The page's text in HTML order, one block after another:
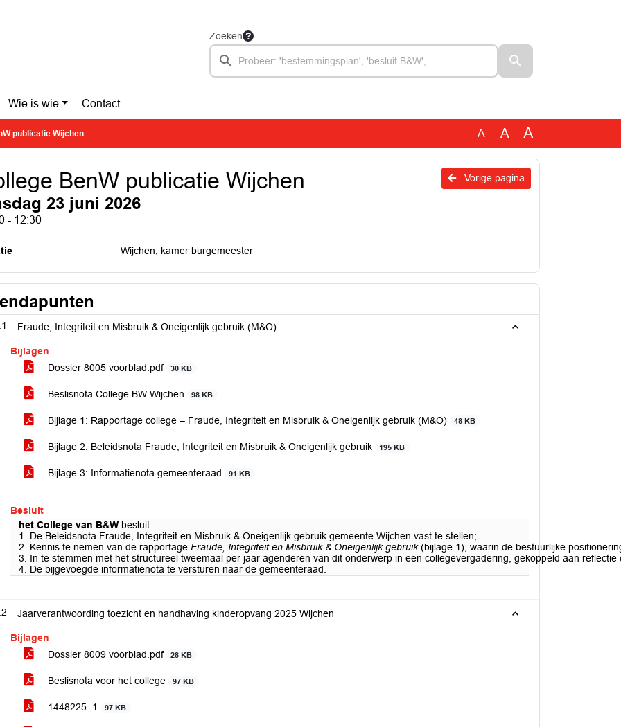
Zoeken
Wie is wie Contact
publicatie Wijchen A A A
Vorige pagina
BenW publicatie Wijchen
23 juni 2026
- 12:30
Wijchen, kamer burgemeester
Fraude, Integriteit en Misbruik & Oneigenlijk gebruik (M&O)
Bijlagen
Dossier 8005 voorblad.pdf
30 KB
Beslisnota College BW Wijchen 98 KB
Bijlage 1: Rapportage college – Fraude, Integriteit en Misbruik & Oneigenlijk gebruik (M&O) 48 KB
Bijlage 2: Beleidsnota Fraude, Integriteit en Misbruik & Oneigenlijk gebruik 195 KB
Bijlage 3: Informatienota gemeenteraad 91 KB
Besluit
het College van B&W besluit:
1. De Beleidsnota Fraude, Integriteit en Misbruik & Oneigenlijk gebruik gemeente Wijchen vast te stellen;
2. Kennis te nemen van de rapportage Fraude, Integriteit en Misbruik & Oneigenlijk gebruik(bijlage 1), waarin de bestuurlijke
3. In te stemmen met het structureel tweemaal per jaar agenderen van dit onderwerp in een collegevergadering, gekoppeld aan reflectie
4. De bijgevoegde informatienota te versturen naar de gemeenteraad.
Jaarverantwoording toezicht en handhaving kinderopvang 2025 Wijchen
Bijlagen
Dossier 8009 voorblad.pdf
28 KB
Beslisnota voor het college 97 KB
1448225_1 97 KB